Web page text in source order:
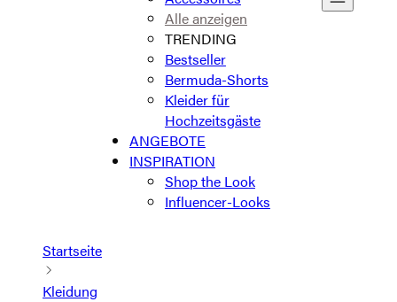
Alle anzeigen
TRENDING
Bestseller
Bermuda-Shorts
Kleider für
Hochzeitsgäste
ANGEBOTE
INSPIRATION
Shop the Look
Influencer-Looks
Startseite
Kleidung